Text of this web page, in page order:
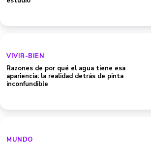
VIVIR-BIEN
Razones de por qué el agua tiene esa
apariencia: la realidad detrás de pinta
inconfundible
MUNDO